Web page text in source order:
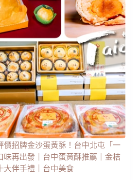
價招牌金沙蛋黃酥！台中北屯「一
味再出發｜台中蛋黃酥推薦｜金桔
大伴手禮｜台中美食